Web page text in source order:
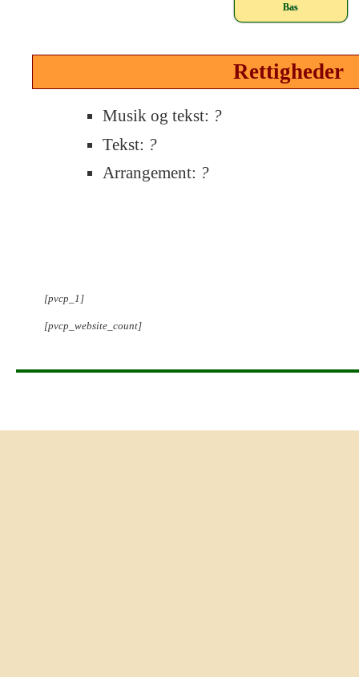
Bas
Rettigheder
Musik og tekst: ?
Tekst: ?
Arrangement: ?
[pvcp_1]
[pvcp_website_count]